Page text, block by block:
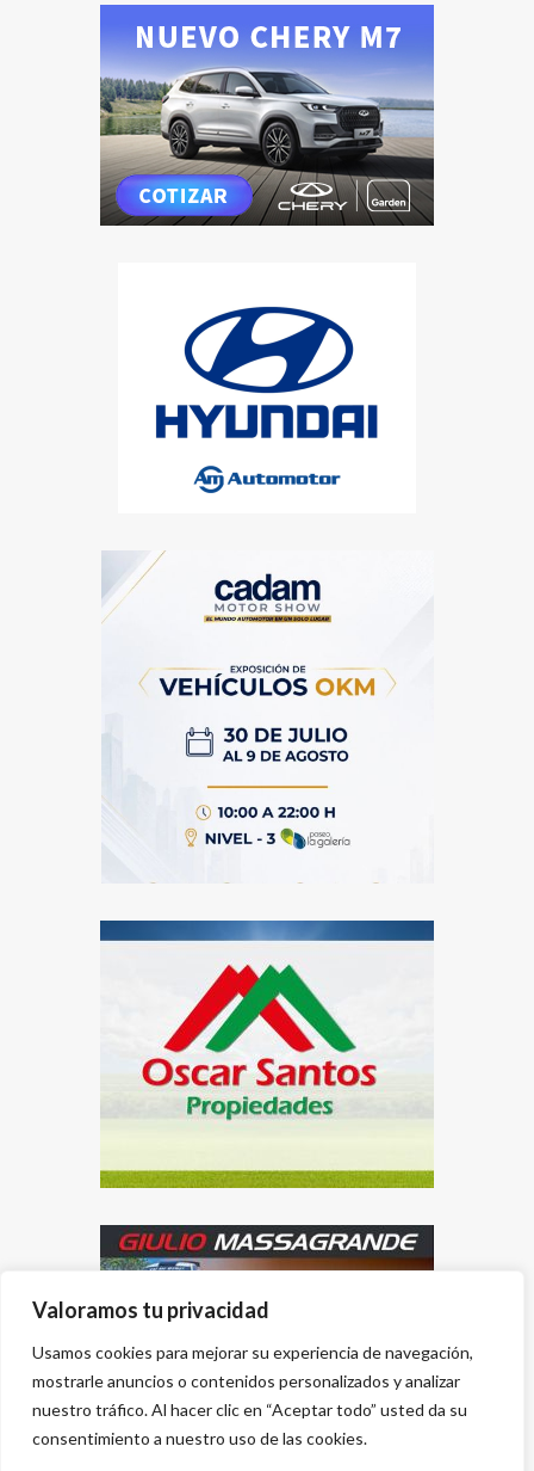
Valoramos tu privacidad
Usamos cookies para mejorar su experiencia de navegación,
mostrarle anuncios o contenidos personalizados y analizar
nuestro tráfico. Al hacer clic en “Aceptar todo” usted da su
consentimiento a nuestro uso de las cookies.